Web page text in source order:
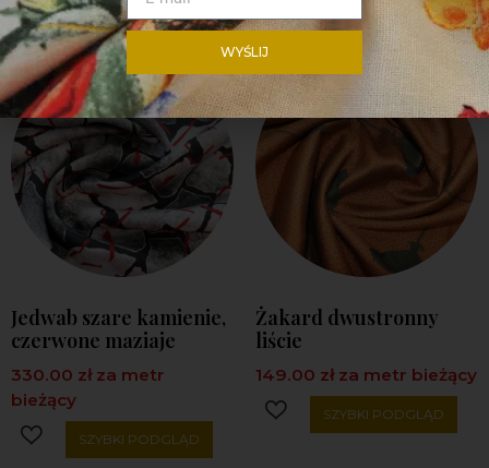
PODOBNE PRODUKTY
Jedwab szare kamienie,
czerwone maziaje
330.00 zł za metr
bieżący
SZYBKI PODGLĄD
Żakard dwustronny
liście
149.00 zł za metr bieżący
SZYBKI PODGLĄD
WYŚLIJ